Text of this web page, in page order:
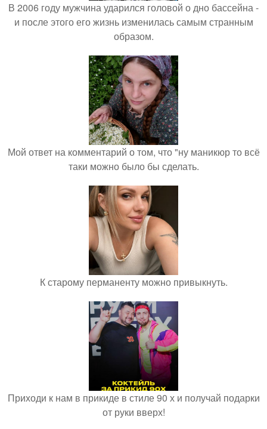
В 2006 году мужчина ударился головой о дно бассейна -
и после этого его жизнь изменилась самым странным
образом.
Мой ответ на комментарий о том, что "ну маникюр то всё
таки можно было бы сделать.
К старому перманенту можно привыкнуть.
Приходи к нам в прикиде в стиле 90 х и получай подарки
от руки вверх!